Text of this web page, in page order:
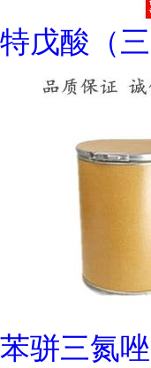
特戊酸（
苯骈三氮唑